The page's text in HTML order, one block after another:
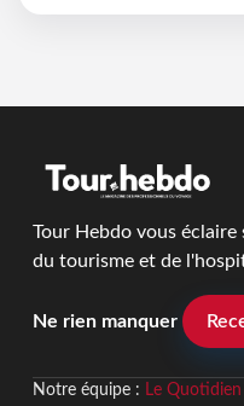
Tour Hebdo vous
du tourisme et de
Ne rien manquer
Notre équipe : Le